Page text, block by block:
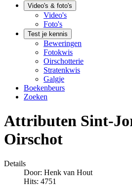
Video's & foto's
Video's
Foto's
Test je kennis
Beweringen
Fotokwis
Oirschotterie
Stratenkwis
Galgje
Boekenbeurs
Zoeken
Attributen Sint-
Oirschot
Details
Door: Henk van Hout
Hits: 4751